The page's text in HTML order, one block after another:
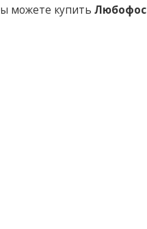
можете купитьЛюбофос